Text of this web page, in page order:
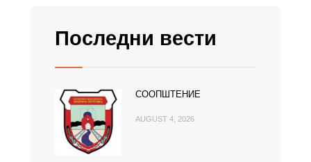
Последни вести
СООПШТЕНИЕ
AUGUST 4, 2026